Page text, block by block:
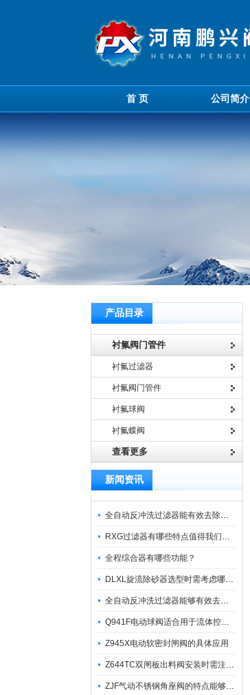
首 页 公司简介
产品目录
衬氟阀门管件
衬氟过滤器
衬氟阀门管件
衬氟球阀
衬氟蝶阀
查看更多
新闻资讯
全自动反冲洗过滤器能有效去除过滤介质上的杂质
RXG过滤器有哪些特点值得我们选择？
全程综合器有哪些功能？
DLXL旋流除砂器选型时需考虑哪些因素？
全自动反冲洗过滤器能够有效去除不同粒径的固体杂
Q941F电动球阀适合用于流体控制需要迅速反应的场合
Z945X电动软密封闸阀的具体应用
Z644TC双闸板出料阀安装时需注意哪些事项？
ZJF气动不锈钢角座阀的特点能够稳定地控制介质流量